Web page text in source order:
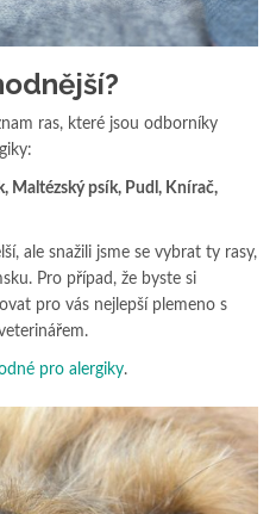
ras, které jsou odborníky
Maltézský psík, Pudl, Knírač,
ale snažili jsme se vybrat ty rasy,
Pro případ, že byste si
pro vás nejlepší plemeno s
pro alergiky.